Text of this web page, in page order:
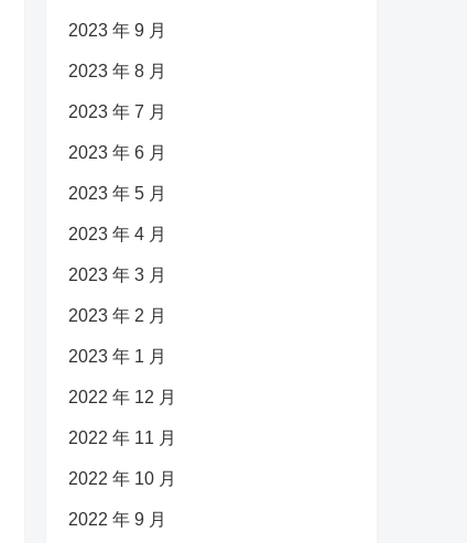
2023 年 9 月
2023 年 8 月
2023 年 7 月
2023 年 6 月
2023 年 5 月
2023 年 4 月
2023 年 3 月
2023 年 2 月
2023 年 1 月
2022 年 12 月
2022 年 11 月
2022 年 10 月
2022 年 9 月